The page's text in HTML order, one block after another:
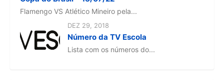
Flamengo VS Atlético Mineiro pela...
DEZ 29, 2018
Número da TV Escola
Lista com os números do...